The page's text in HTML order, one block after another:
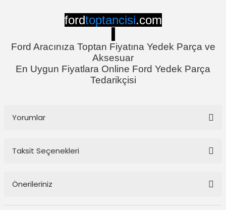
fordtoptancisi.com
Ford Aracınıza Toptan Fiyatına Yedek Parça ve
Aksesuar
En Uygun Fiyatlara Online Ford Yedek Parça
Tedarikçisi
Yorumlar
Taksit Seçenekleri
Önerileriniz